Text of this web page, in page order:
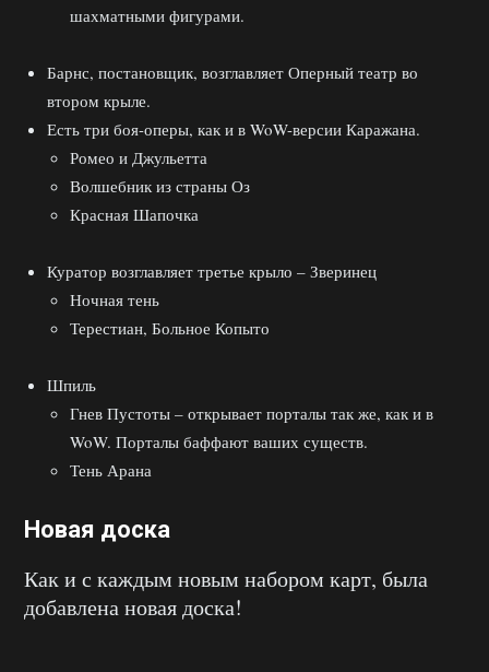
шахматными фигурами.
Барнс, постановщик, возглавляет Оперный театр во
втором крыле.
Есть три боя-оперы, как и в WoW-версии Каражана.
Ромео и Джульетта
Волшебник из страны Оз
Красная Шапочка
Куратор возглавляет третье крыло – Зверинец
Ночная тень
Терестиан, Больное Копыто
Шпиль
Гнев Пустоты – открывает порталы так же, как и в
WoW. Порталы баффают ваших существ.
Тень Арана
Новая доска
Как и с каждым новым набором карт, была
добавлена новая доска!